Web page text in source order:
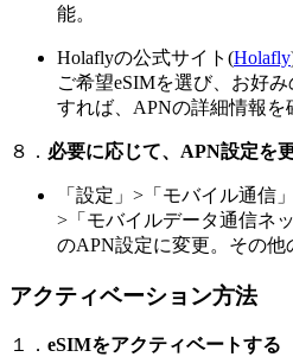
能。
Holaflyの公式サイト(Holafly
ご希望eSIMを選び、お好
すれば、APNの詳細情報を
８． 必要に応じて、APN設定を
「設定」>「モバイル通信
>「モバイルデータ通信ネ
のAPN設定に変更。その他
アクティベーション方法
１． eSIMをアクティベートする